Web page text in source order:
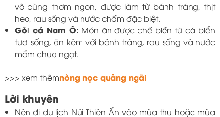
vô cùng thơm ngon, được làm từ bánh tráng, thịt
heo, rau sống và nước chấm đặc biệt.
Gỏi cá Nam Ô: Món ăn được chế biến từ cá biển
tươi sống, ăn kèm với bánh tráng, rau sống và nước
mắm chua ngọt.
>>> xem thêmnòng nọc quảng ngãi
Lời khuyên
Nên đi du lịch Núi Thiên Ấn vào mùa thu hoặc mùa